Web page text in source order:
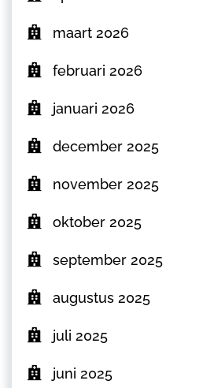
maart 2026
februari 2026
januari 2026
december 2025
november 2025
oktober 2025
september 2025
augustus 2025
juli 2025
juni 2025